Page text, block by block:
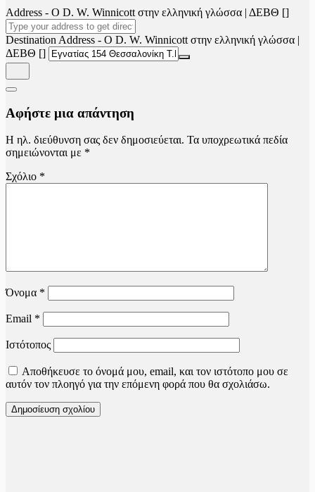
Address - Ο D. W. Winnicott στην ελληνική γλώσσα | ΔΕΒΘ []
Destination Address - Ο D. W. Winnicott στην ελληνική γλώσσα |
ΔΕΒΘ []
Αφήστε μια απάντηση
Η ηλ. διεύθυνση σας δεν δημοσιεύεται. Τα υποχρεωτικά πεδία
σημειώνονται με *
Σχόλιο *
Όνομα *
Email *
Ιστότοπος
Αποθήκευσε το όνομά μου, email, και τον ιστότοπο μου σε
αυτόν τον πλοηγό για την επόμενη φορά που θα σχολιάσω.